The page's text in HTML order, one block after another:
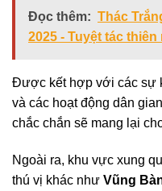
Đọc thêm: Thác
2025 - Tuyệt tác thiên
Được kết hợp với các sự
và các hoạt động dân
chắc chắn sẽ mang lại
Ngoài ra, khu vực xung
thú vị khác như Vũng